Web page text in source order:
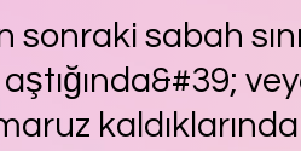
sabah
aştığında&#39;